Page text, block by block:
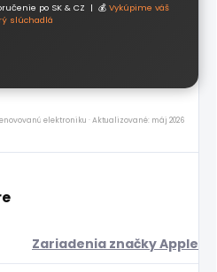
po SK & CZ | 💰 Vykúpime váš
slúchadlá
elektroniku · Aktualizované: máj 2026
Zariadenia značky Apple